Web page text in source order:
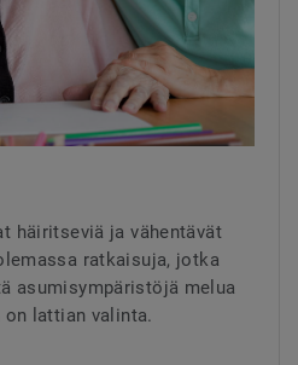
häiritseviä ja vähentävät
ratkaisuja, jotka
asumisympäristöjä melua
lattian valinta.